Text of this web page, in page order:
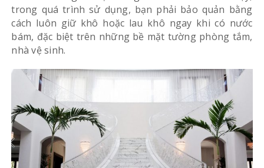
trong quá trình sử dụng, bạn phải bảo quản bằng
cách luôn giữ khô hoặc lau khô ngay khi có nước
bám, đặc biệt trên những bề mặt tường phòng tắm,
nhà vệ sinh.